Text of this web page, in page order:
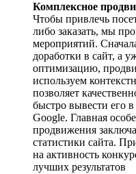
Комплексное
Чтобы привлечь
либо заказать, мы
мероприятий.
доработки в сайт, а
оптимизацию,
используем
позволяет
быстро вывести его
Google. Главная
продвижения
статистики сайта.
на активность
лучших результатов